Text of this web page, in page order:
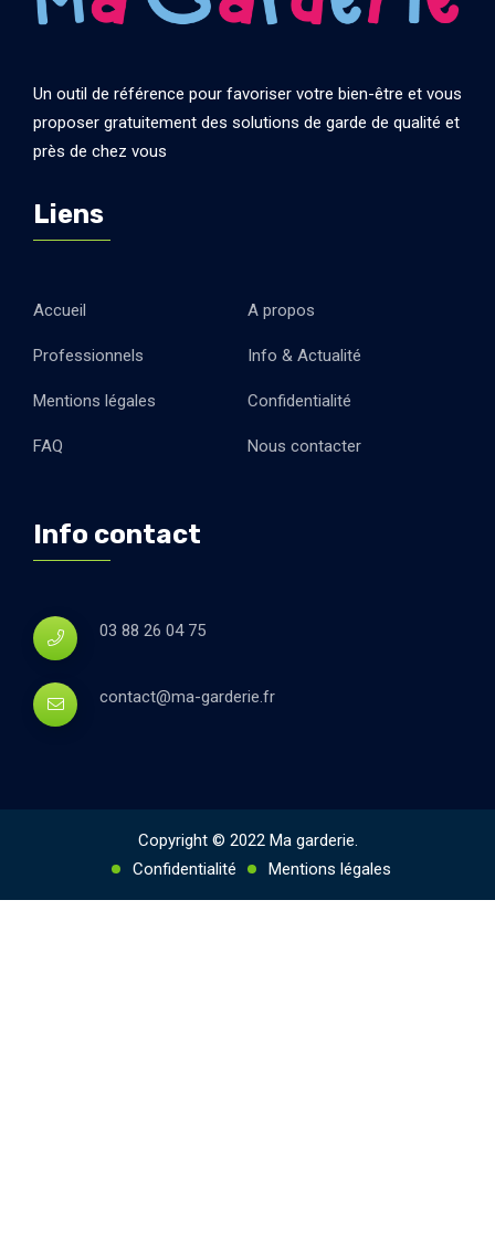
Un outil de référence pour favoriser votre bien-être et vous
proposer gratuitement des solutions de garde de qualité et
près de chez vous
Liens
Accueil A propos
Professionnels Info & Actualité
Mentions légales Confidentialité
FAQ Nous contacter
Info contact
03 88 26 04 75
contact@ma-garderie.fr
Copyright © 2022 Ma garderie.
Confidentialité
Mentions légales